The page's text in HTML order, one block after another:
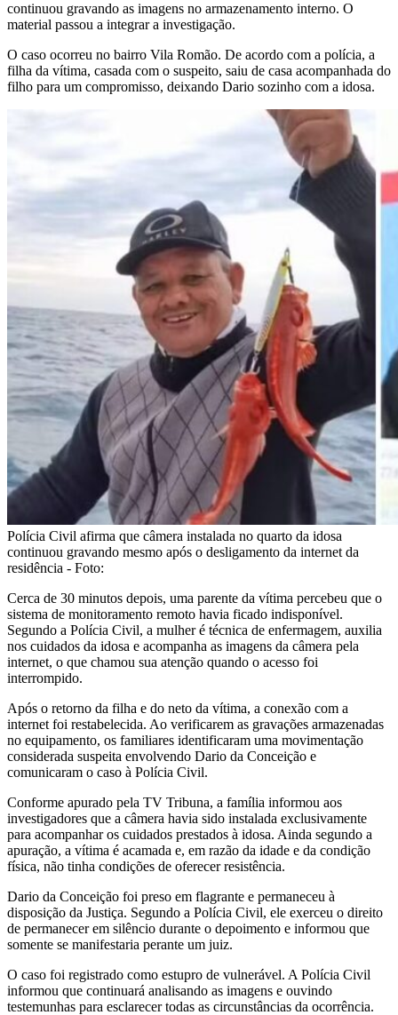
continuou gravando as imagens no armazenamento interno. O
material passou a integrar a investigação.
O caso ocorreu no bairro Vila Romão. De acordo com a polícia, a
filha da vítima, casada com o suspeito, saiu de casa acompanhada do
filho para um compromisso, deixando Dario sozinho com a idosa.
Polícia Civil afirma que câmera instalada no quarto da idosa
continuou gravando mesmo após o desligamento da internet da
residência - Foto:
Cerca de 30 minutos depois, uma parente da vítima percebeu que o
sistema de monitoramento remoto havia ficado indisponível.
Segundo a Polícia Civil, a mulher é técnica de enfermagem, auxilia
nos cuidados da idosa e acompanha as imagens da câmera pela
internet, o que chamou sua atenção quando o acesso foi
interrompido.
Após o retorno da filha e do neto da vítima, a conexão com a
internet foi restabelecida. Ao verificarem as gravações armazenadas
no equipamento, os familiares identificaram uma movimentação
considerada suspeita envolvendo Dario da Conceição e
comunicaram o caso à Polícia Civil.
Conforme apurado pela TV Tribuna, a família informou aos
investigadores que a câmera havia sido instalada exclusivamente
para acompanhar os cuidados prestados à idosa. Ainda segundo a
apuração, a vítima é acamada e, em razão da idade e da condição
física, não tinha condições de oferecer resistência.
Dario da Conceição foi preso em flagrante e permaneceu à
disposição da Justiça. Segundo a Polícia Civil, ele exerceu o direito
de permanecer em silêncio durante o depoimento e informou que
somente se manifestaria perante um juiz.
O caso foi registrado como estupro de vulnerável. A Polícia Civil
informou que continuará analisando as imagens e ouvindo
testemunhas para esclarecer todas as circunstâncias da ocorrência.